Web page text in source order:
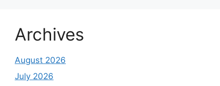
Archives
August 2026
July 2026